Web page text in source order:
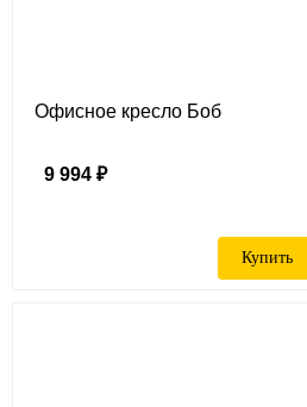
Офисное кресло Боб
9 994 ₽
Купить